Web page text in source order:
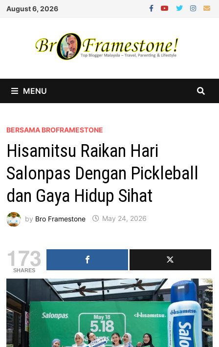
Skip
August 6, 2026
MENU
BERSAMA BROFRAMESTONE
Hisamitsu Raikan Hari
Salonpas Dengan Pickleball
dan Gaya Hidup Sihat
by Bro Framestone May 24, 2026
173
SHARES